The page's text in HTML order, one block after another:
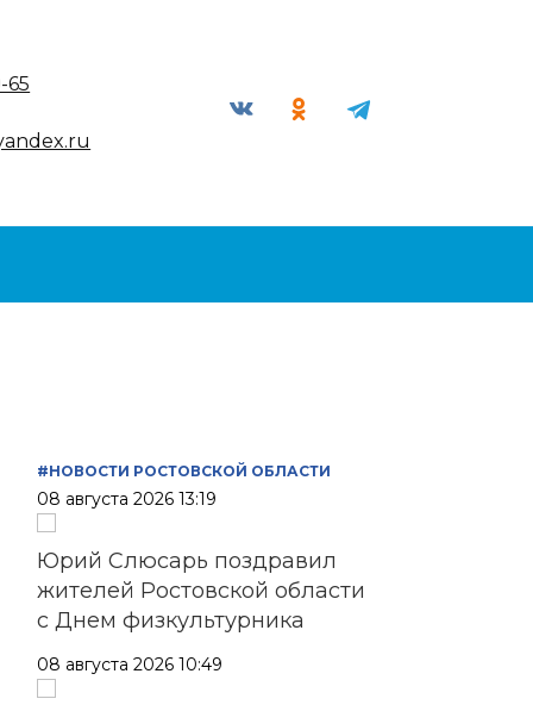
65
#НОВОСТИ РОСТОВСКОЙ ОБЛАСТИ
08 августа 2026 13:19
Юрий Слюсарь поздравил
жителей Ростовской области
с Днем физкультурника
08 августа 2026 10:49